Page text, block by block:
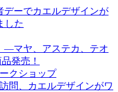
デーでカエルデザインが
した
―マヤ、アステカ、テオ
発売！
クショップ
問、カエルデザインがワ